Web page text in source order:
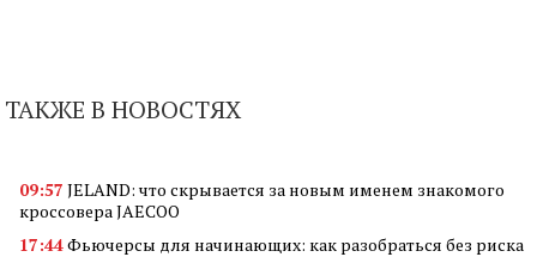
ТАКЖЕ В НОВОСТЯХ
09:57 JELAND: что скрывается за новым именем знакомого
кроссовера JAECOO
17:44Фьючерсы для начинающих: как разобраться без риска